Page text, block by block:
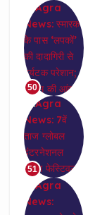
50
51